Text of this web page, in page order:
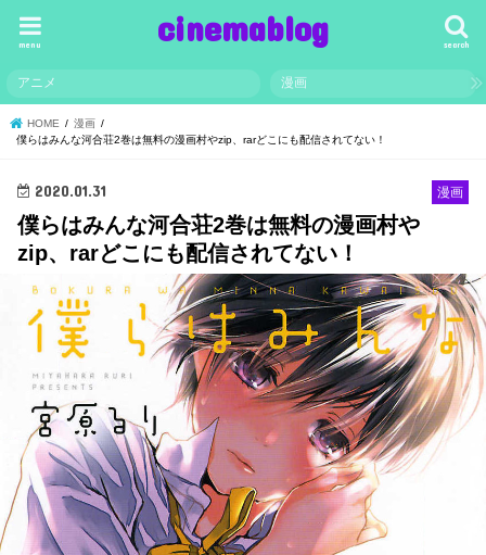
cinemablog search
menu
アニメ 漫画
HOME
漫画
僕らはみんな河合荘2巻は無料の漫画村やzip、rarどこにも配信されてない！
漫画
2020.01.31
僕らはみんな河合荘2巻は無料の漫画村や
zip、rarどこにも配信されてない！